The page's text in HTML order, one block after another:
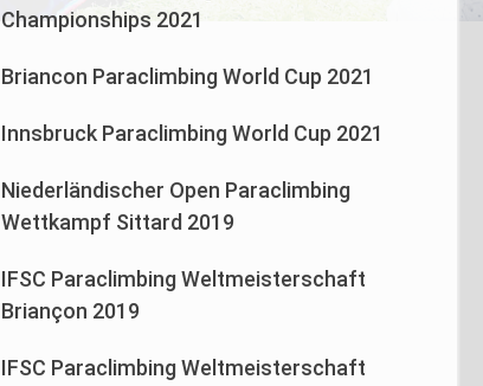
Championships 2021
Briancon Paraclimbing World Cup 2021
Innsbruck Paraclimbing World Cup 2021
Niederländischer Open Paraclimbing
Wettkampf Sittard 2019
IFSC Paraclimbing Weltmeisterschaft
Briançon 2019
IFSC Paraclimbing Weltmeisterschaft